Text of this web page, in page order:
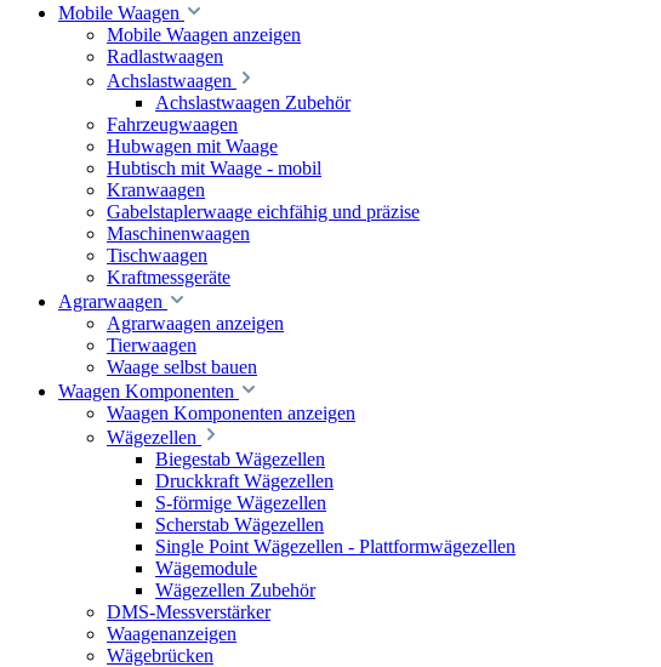
Mobile Waagen
Mobile Waagen anzeigen
Radlastwaagen
Achslastwaagen
Achslastwaagen Zubehör
Fahrzeugwaagen
Hubwagen mit Waage
Hubtisch mit Waage - mobil
Kranwaagen
Gabelstaplerwaage eichfähig und präzise
Maschinenwaagen
Tischwaagen
Kraftmessgeräte
Agrarwaagen
Agrarwaagen anzeigen
Tierwaagen
Waage selbst bauen
Waagen Komponenten
Waagen Komponenten anzeigen
Wägezellen
Biegestab Wägezellen
Druckkraft Wägezellen
S-förmige Wägezellen
Scherstab Wägezellen
Single Point Wägezellen - Plattformwägezellen
Wägemodule
Wägezellen Zubehör
DMS-Messverstärker
Waagenanzeigen
Wägebrücken